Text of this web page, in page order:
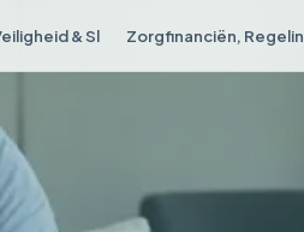
& Sl Zorgfinanciën, Regelin